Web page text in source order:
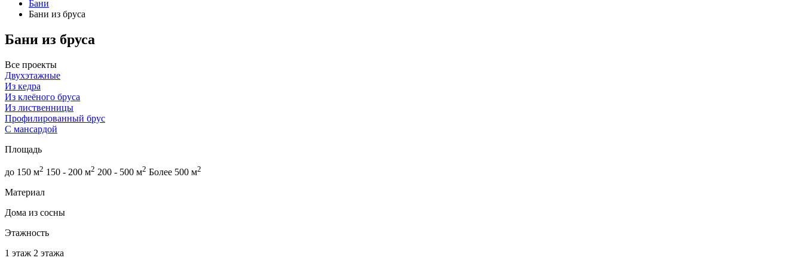
Бани
Бани из бруса
Бани из бруса
Все проекты
Двухэтажные
Из кедра
Из клеёного бруса
Из лиственницы
Профилированный брус
С мансардой
Площадь
до 150 м2 150 - 200 м2 200 - 500 м2 Более 500 м2
Материал
Дома из сосны
Этажность
1 этаж 2 этажа